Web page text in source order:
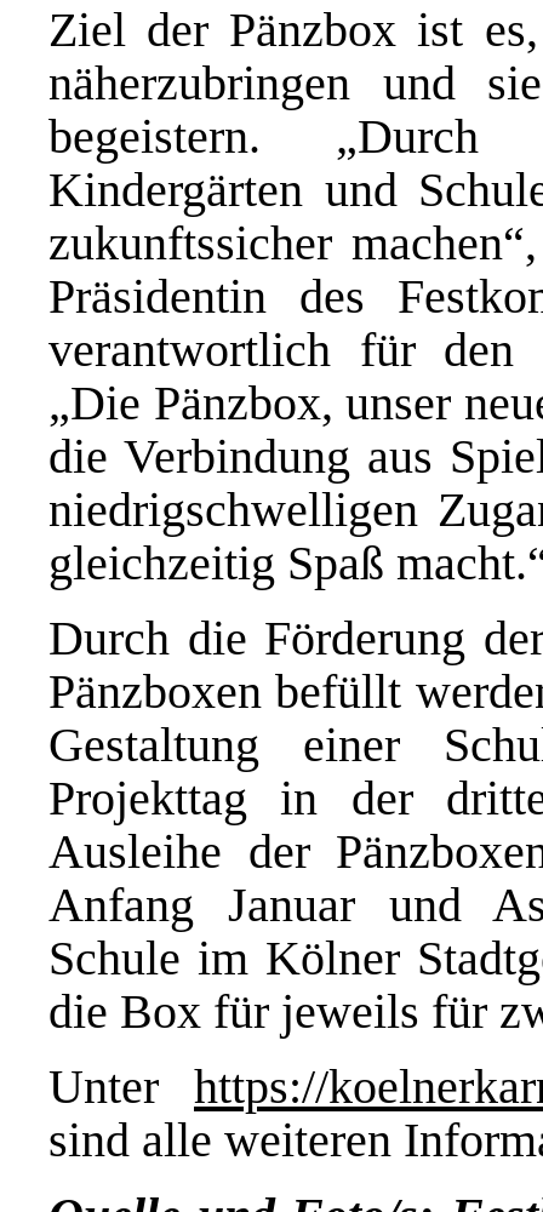
Ziel der Pänzbox ist
näherzubringen und
begeistern.
Kindergärten und
zukunftssicher
Präsidentin des
verantwortlich für den
„Die Pänzbox, unser
die Verbindung aus
niedrigschwelligen
gleichzeitig Spaß
Durch die Förderung
Pänzboxen befüllt
Gestaltung einer
Projekttag in der
Ausleihe der
Anfang Januar und
Schule im Kölner
die Box für jeweils für
Unter https://
sind alle weiteren